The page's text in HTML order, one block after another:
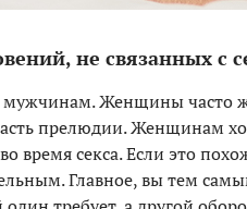
не связанных с
мужчинам. Женщины часто
прелюдии. Женщинам
время секса. Если это
Главное, вы тем